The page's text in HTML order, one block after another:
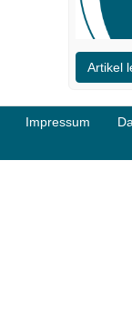
Artikel
Impressum